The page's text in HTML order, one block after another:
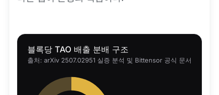
블록당 TAO 배출 분배 구조
출처: arXiv 2507.02951 실증 분석 및 Bittensor 공식 문서